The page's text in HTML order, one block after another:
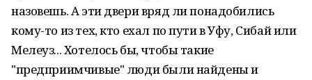
назовешь. А эти двери вряд ли понадобились
кому-то из тех, кто ехал по пути в Уфу, Сибай или
Мелеуз... Хотелось бы, чтобы такие
"предприимчивые" люди были найдены и